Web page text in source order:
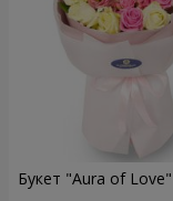
Букет "Aura of Love"